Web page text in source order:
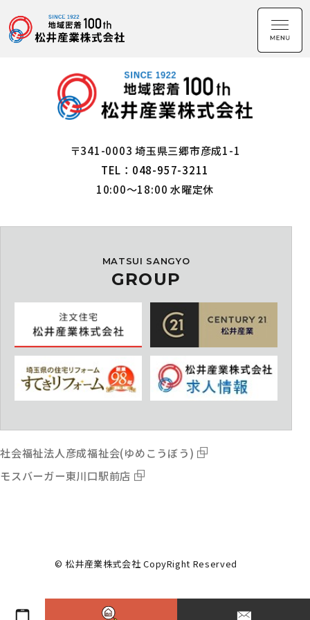
〒341-0003 埼玉県三郷市彦成1-1
TEL：048-957-3211
10:00～18:00 水曜定休
MATSUI SANGYO
GROUP
© 松井産業株式会社 CopyRight Reserved
社会福祉法人彦成福祉会(ゆめこうぼう)
モスバーガー東川口駅前店